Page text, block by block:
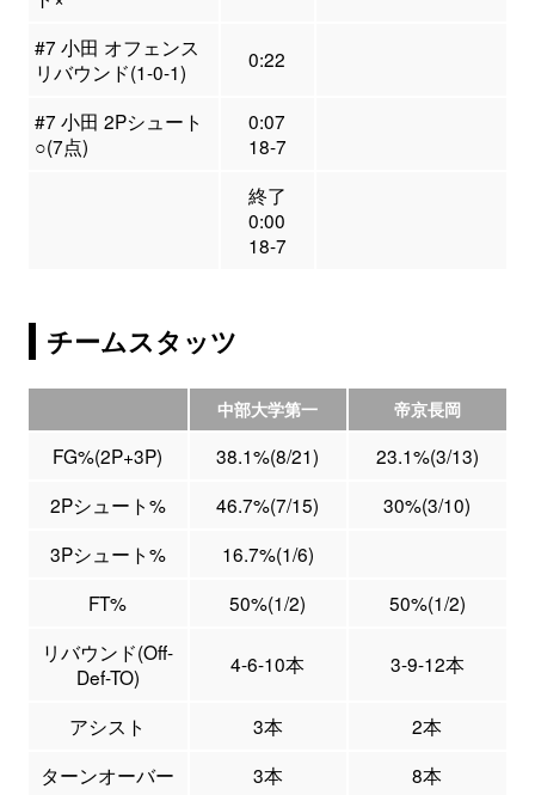
#7 小田 オフェンス
リバウンド(1-0-1)
0:22
#7 小田 2Pシュート
○(7点)
0:07
18-7
終了
0:00
18-7
チームスタッツ
中部大学第一 帝京長岡
FG%(2P+3P) 38.1%(8/21)
23.1%(3/13)
2Pシュート%
46.7%(7/15)
30%(3/10)
3Pシュート%
16.7%(1/6)
FT%
50%(1/2)
50%(1/2)
リバウンド(Off-
Def-TO)
4-6-10本 3-9-12本
アシスト 3本
2本
ターンオーバー
3本
8本